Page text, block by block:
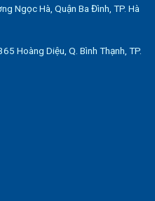
Ngọc Hà, Quận Ba Đình, TP. Hà
Hoàng Diệu, Q. Bình Thạnh, TP.